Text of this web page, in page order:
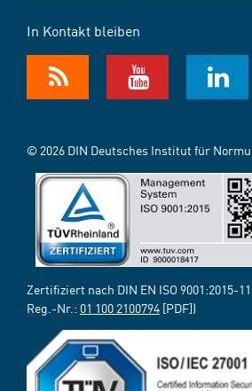
In Kontakt bleiben
© 2026 DIN Deutsches Institut für
Zertifiziert nach DIN EN ISO 9001:2015-
Reg.-Nr.: 01 100 2100794 [PDF])